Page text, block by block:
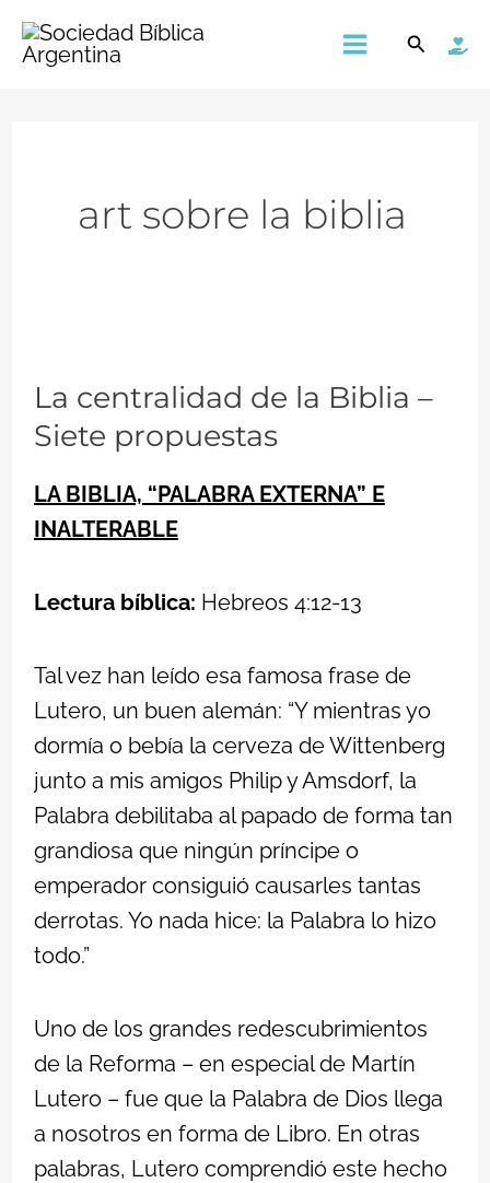
MainBuscar
art sobre la biblia
La centralidad de la Biblia –
Siete propuestas
LA BIBLIA, “PALABRA EXTERNA” E
INALTERABLE
Lectura bíblica: Hebreos 4:12-13
Tal vez han leído esa famosa frase de
Lutero, un buen alemán: “Y mientras yo
dormía o bebía la cerveza de Wittenberg
junto a mis amigos Philip y Amsdorf, la
Palabra debilitaba al papado de forma tan
grandiosa que ningún príncipe o
emperador consiguió causarles tantas
derrotas. Yo nada hice: la Palabra lo hizo
todo.”
Uno de los grandes redescubrimientos
de la Reforma – en especial de Martín
Lutero – fue que la Palabra de Dios llega
a nosotros en forma de Libro. En otras
palabras, Lutero comprendió este hecho
centralidad
de
Biblia
–
propuestas